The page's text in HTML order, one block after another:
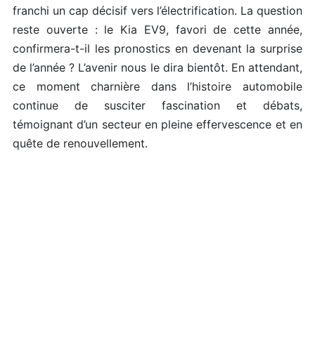
franchi un cap décisif vers l’électrification. La question
reste ouverte : le Kia EV9, favori de cette année,
confirmera-t-il les pronostics en devenant la surprise
de l’année ? L’avenir nous le dira bientôt. En attendant,
ce moment charnière dans l’histoire automobile
continue de susciter fascination et débats,
témoignant d’un secteur en pleine effervescence et en
quête de renouvellement.